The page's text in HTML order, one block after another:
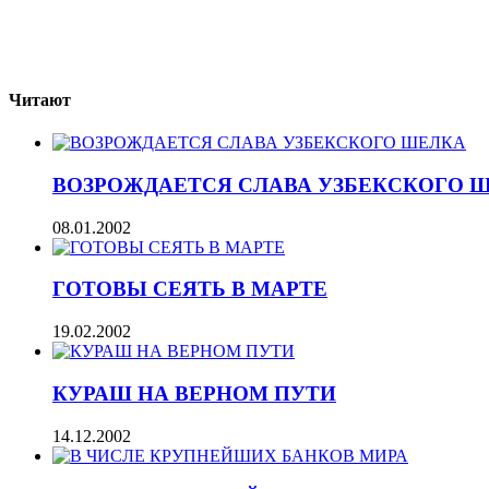
Читают
ВОЗРОЖДАЕТСЯ СЛАВА УЗБЕКСКОГО
08.01.2002
ГОТОВЫ СЕЯТЬ В МАРТЕ
19.02.2002
КУРАШ НА ВЕРНОМ ПУТИ
14.12.2002